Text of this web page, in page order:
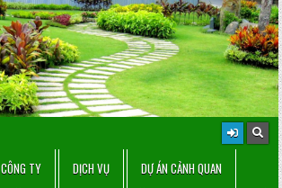
CÔNG TY DỊCH VỤ DỰ ÁN CẢNH QUAN